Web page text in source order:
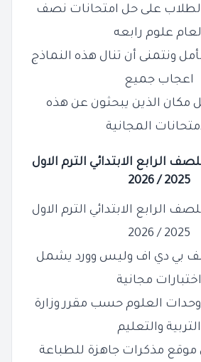
على حل امتحانات نصف
علوم رابعه
ونتمنى أن تنال هذه النماذج
اعجاب جميع
مكان الذين يبحثون عن هذه
المجانية
الرابع الابتدائي الترم الاول
2025 / 2026
الرابع الابتدائي الترم الاول
2025 / 2026
بي دي اف وليس وورد يشمل
اختبارات مجانية
العلوم حسب مقرر وزارة
التربية والتعليم
موقع مذكرات جاهزة للطباعة